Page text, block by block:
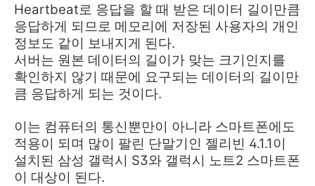
Heartbeat로 응답을 할 때 받은 데이터 길이만큼
응답하게 되므로 메모리에 저장된 사용자의 개인
정보도 같이 보내지게 된다.
서버는 원본 데이터의 길이가 맞는 크기인지를
확인하지 않기 때문에 요구되는 데이터의 길이만
큼 응답하게 되는 것이다.
이는 컴퓨터의 통신뿐만이 아니라 스마트폰에도
적용이 되며 많이 팔린 단말기인 젤리빈 4.1.1이
설치된 삼성 갤럭시 S3와 갤럭시 노트2 스마트폰
이 대상이 된다.